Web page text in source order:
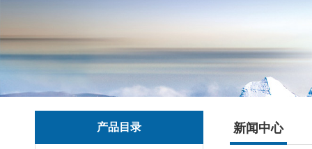
产品目录 新闻中心